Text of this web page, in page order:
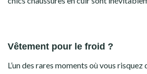
Vêtement pour le froid ?
L’un des rares moments où vous